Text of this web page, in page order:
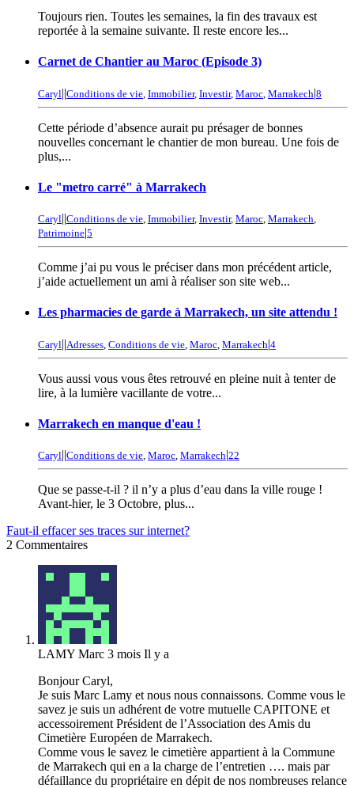
Toujours rien. Toutes les semaines, la fin des travaux est
reportée à la semaine suivante. Il reste encore les...
Carnet de Chantier au Maroc (Episode 3)
Caryl||Conditions de vie Immobilier, Investir, Maroc Marrakech|8
Cette période d’absence aurait pu présager de bonnes
nouvelles concernant le chantier de mon bureau. Une fois de
plus,...
Le "metro carré" à Marrakech
Caryl||Conditions de vie, Immobilier, Investir, Maroc, Marrakech,
Patrimoine|5
Comme j’ai pu vous le préciser dans mon précédent article,
j’aide actuellement un ami à réaliser son site web...
Les pharmacies de garde à Marrakech, un site attendu !
Caryl||Adresses Conditions de vie Maroc Marrakech|4
Vous aussi vous vous êtes retrouvé en pleine nuit à tenter de
lire, à la lumière vacillante de votre...
Marrakech en manque d'eau !
Caryl||Conditions de vie, Maroc, Marrakech|22
Que se passe-t-il ? il n’y a plus d’eau dans la ville rouge !
Avant-hier, le 3 Octobre, plus...
Faut-il effacer ses traces sur internet?
2 Commentaires
LAMY Marc 3 mois Il y a
Bonjour Caryl,
Je suis Marc Lamy et nous nous connaissons. Comme vous le
savez je suis un adhérent de votre mutuelle CAPITONE et
accessoirement Président de l’Association des Amis du
Cimetière Européen de Marrakech.
Comme vous le savez le cimetière appartient à la Commune
de Marrakech qui en a la charge de l’entretien …. mais par
défaillance du propriétaire en dépit de nos nombreuses relance